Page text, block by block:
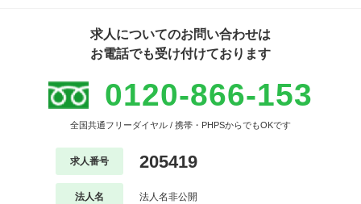
求人についてのお問い合わせは
お電話でも受け付けております
0120-866-153
全国共通フリーダイヤル / 携帯・PHPSからでもOKです
求人番号 205419
法人名 法人名非公開